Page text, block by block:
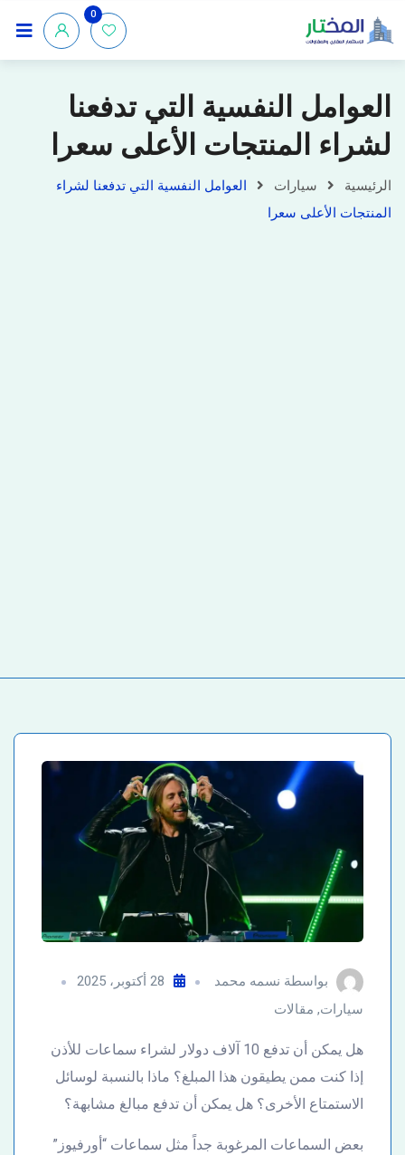
0
العوامل النفسية التي تدفعنا
لشراء المنتجات الأعلى سعرا
الرئيسية سيارات
العوامل النفسية التي تدفعنا لشراء
المنتجات الأعلى سعرا
بواسطة نسمه محمد
28 أكتوبر، 2025
سيارات, مقالات
هل يمكن أن تدفع 10 آلاف دولار لشراء سماعات للأذن
إذا كنت ممن يطيقون هذا المبلغ؟ ماذا بالنسبة لوسائل
الاستمتاع الأخرى؟ هل يمكن أن تدفع مبالغ مشابهة؟
بعض السماعات المرغوبة جداً مثل سماعات “أورفيوز”